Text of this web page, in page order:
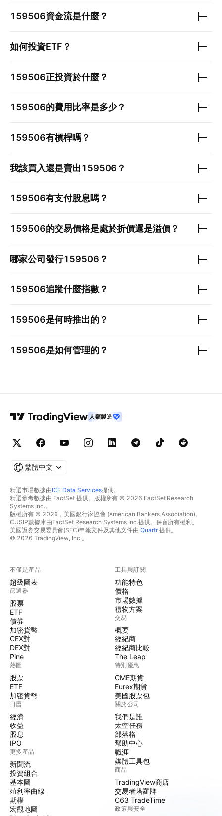
159506資金流是什麼？
如何投資ETF？
159506正投資於什麼？
159506的費用比率是多少？
159506有槓桿嗎？
我該買入還是賣出159506 ？
159506有支付股息嗎？
159506的交易價格是處於折價還是溢價？
哪家公司發行159506 ？
159506追蹤什麼指數？
159506是何時推出的？
159506是如何管理的？
人類製造
繁體中文
精選市場數據由ICE Data Services提供。
精選參考數據由 FactSet 提供。版權所有 © 2026 FactSet Research
Systems Inc.。
版權所有 © 2026，美國銀行家協會 (American Bankers Association)。
CUSIP數據庫由FactSet Research Systems Inc.提供。保留所有權利。
美國證券交易委員會(SEC)申報文件及其他文件由 Quartr提供。
© 2026 TradingView, Inc.。
不僅是產品
超級圖表
篩選器
股票
ETF
債券
加密貨幣
CEX對
DEX對
Pine
熱圖
股票
ETF
加密貨幣
日曆
經濟
收益
股息
IPO
更多產品
新聞流
投資組合
基本圖
殖利率曲線
期權
宏觀地圖
工具與訂閱
功能特色
價格
市場數據
禮物方案
交易
概要
經紀商
經紀商比較
The Leap
特別優惠
CME期貨
Eurex期貨
美國股票包
關於公司
我們是誰
太空任務
部落格
幫助中心
職涯
媒體工具包
商品
TradingView商店
交易者塔羅牌
C63 TradeTime
政策與安全